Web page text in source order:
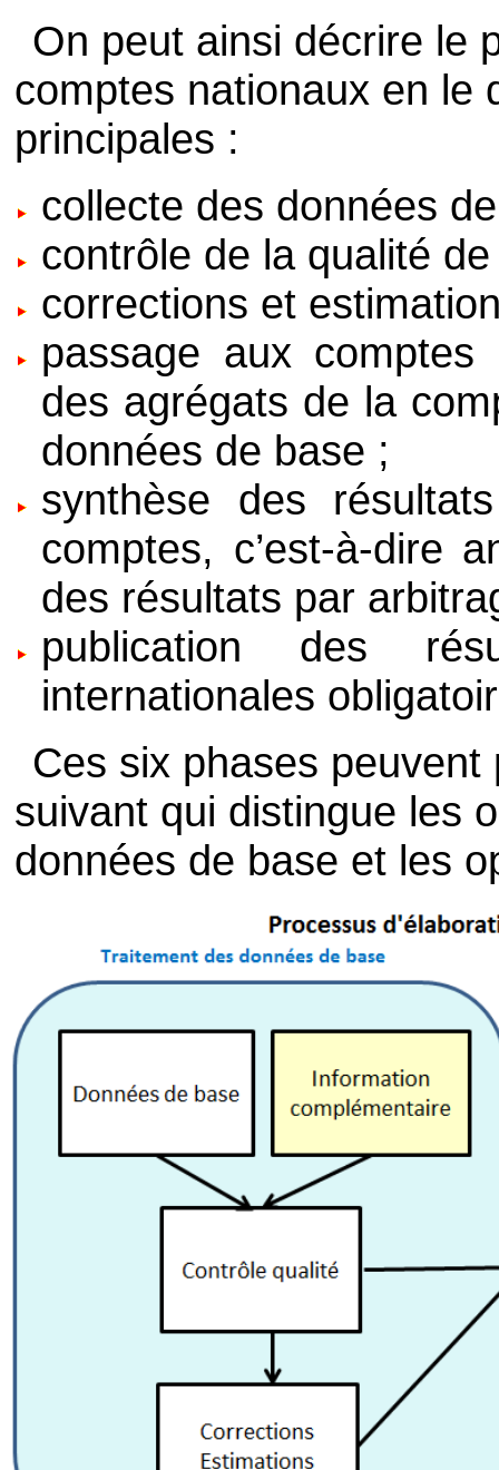
On peut ainsi décrire le
comptes nationaux en le
principales :
collecte des données
contrôle de la qualité
corrections et
passage aux comptes
des agrégats de la
données de base ;
synthèse des
comptes, c’est-à-dire
des résultats par
publication des
internationales
Ces six phases
suivant qui distingue les
données de base et les